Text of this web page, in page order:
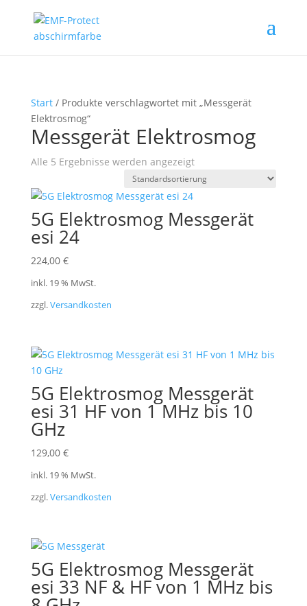
Start/ Produkte verschlagwortet mit „Messgerät
Elektrosmog“
Messgerät Elektrosmog
Alle 5 Ergebnisse werden angezeigt
5G Elektrosmog Messgerät
esi 24
224,00 €
inkl. 19 % MwSt.
zzgl.Versandkosten
5G Elektrosmog Messgerät
esi 31 HF von 1 MHz bis 10
GHz
129,00 €
inkl. 19 % MwSt.
zzgl.Versandkosten
5G Elektrosmog Messgerät
esi 33 NF & HF von 1 MHz bis